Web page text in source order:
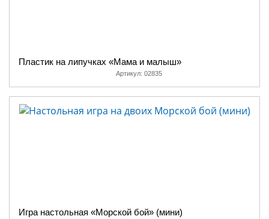
Пластик на липучках «Мама и малыш»
Артикул: 02835
Игра настольная «Морской бой» (мини)